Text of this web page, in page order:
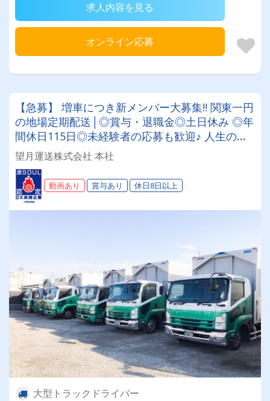
求人内容を見る
オンライン応募
【急募】 増車につき新メンバー大募集!! 関東一円
の地場定期配送│◎賞与・退職金◎土日休み ◎年
間休日115日◎未経験者の応募も歓迎♪ 人生の大
半を占める[働く時間]を、私達と一緒により「楽
しく」「熱くかっこよく」過ごしましませんか?
望月運送株式会社 本社
動画あり 賞与あり 休日8日以上
大型トラックドライバー